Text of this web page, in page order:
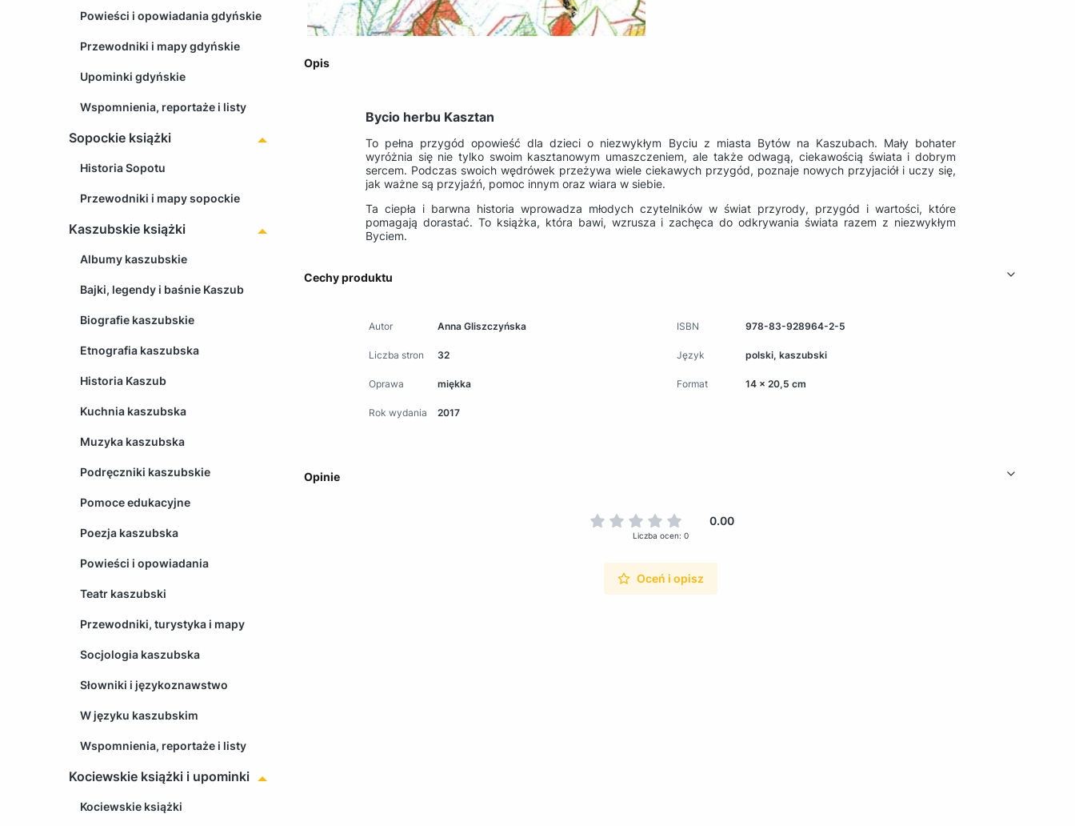
Powieści i opowiadania gdyńskie
Przewodniki i mapy gdyńskie
Upominki gdyńskie
Wspomnienia, reportaże i listy
Sopockie książki
Historia Sopotu
Przewodniki i mapy sopockie
Kaszubskie książki
Albumy kaszubskie
Bajki, legendy i baśnie Kaszub
Biografie kaszubskie
Etnografia kaszubska
Historia Kaszub
Kuchnia kaszubska
Muzyka kaszubska
Podręczniki kaszubskie
Pomoce edukacyjne
Poezja kaszubska
Powieści i opowiadania
Teatr kaszubski
Przewodniki, turystyka i mapy
Socjologia kaszubska
Słowniki i językoznawstwo
W języku kaszubskim
Wspomnienia, reportaże i listy
Kociewskie książki i upominki
Kociewskie książki
Opis
Bycio herbu Kasztan
To pełna przygód opowieść dla dzieci o niezwykłym Byciu z miasta Bytów na Kaszubach. Mały bohater
wyróżnia się nie tylko swoim kasztanowym umaszczeniem, ale także odwagą, ciekawością świata i dobrym
sercem. Podczas swoich wędrówek przeżywa wiele ciekawych przygód, poznaje nowych przyjaciół i uczy się,
jak ważne są przyjaźń, pomoc innym oraz wiara w siebie.
Ta ciepła i barwna historia wprowadza młodych czytelników w świat przyrody, przygód i wartości, które
pomagają dorastać. To książka, która bawi, wzrusza i zachęca do odkrywania świata razem z niezwykłym
Byciem.
Cechy produktu
Autor Anna Gliszczyńska ISBN 978-83-928964-2-5
Liczba stron 32 Język polski, kaszubski
Oprawa miękka Format 14 x 20,5 cm
Rok wydania 2017
Opinie
0.00
Liczba ocen: 0
Oceń i opisz